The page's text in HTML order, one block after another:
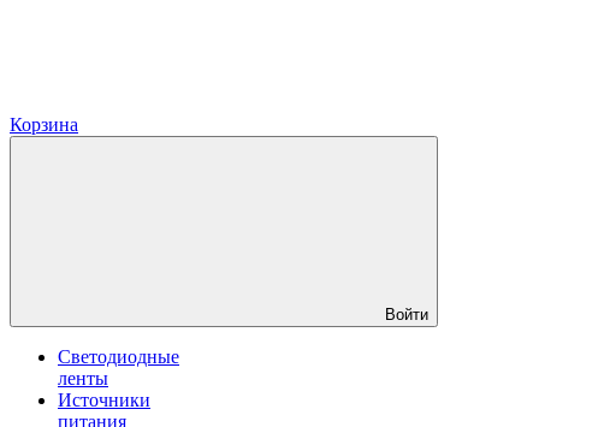
Корзина
Войти
Светодиодные
ленты
Источники
питания